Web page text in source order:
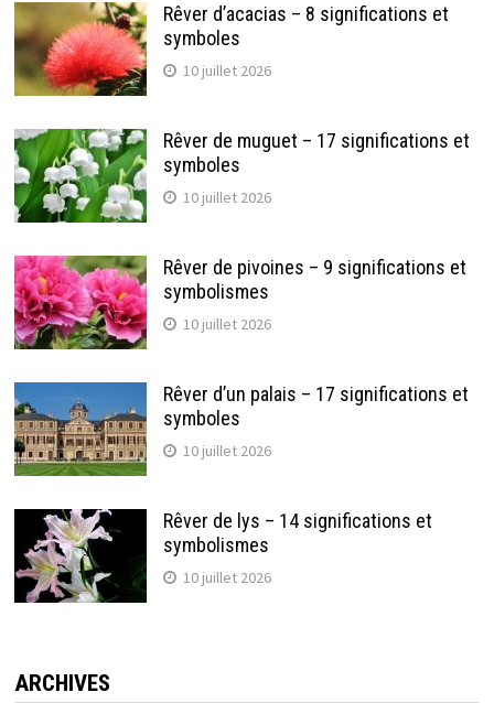
Rêver d’acacias – 8 significations et
symboles
10 juillet 2026
Rêver de muguet – 17 significations et
symboles
10 juillet 2026
Rêver de pivoines – 9 significations et
symbolismes
10 juillet 2026
Rêver d’un palais – 17 significations et
symboles
10 juillet 2026
Rêver de lys – 14 significations et
symbolismes
10 juillet 2026
ARCHIVES